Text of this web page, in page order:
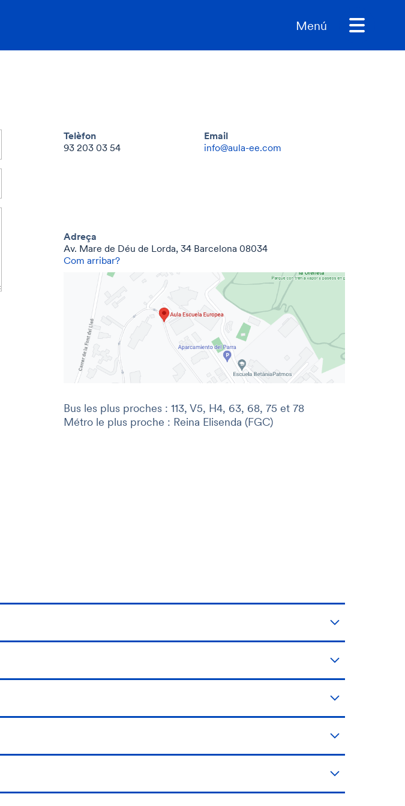
Menú
Telèfon
93 203 03 54
Email
info@aula-ee.com
Adreça
Av. Mare de Déu de Lorda, 34 Barcelona 08034
Com arribar?
Bus les plus proches : 113, V5, H4, 63, 68, 75 et 78
Métro le plus proche : Reina Elisenda (FGC)